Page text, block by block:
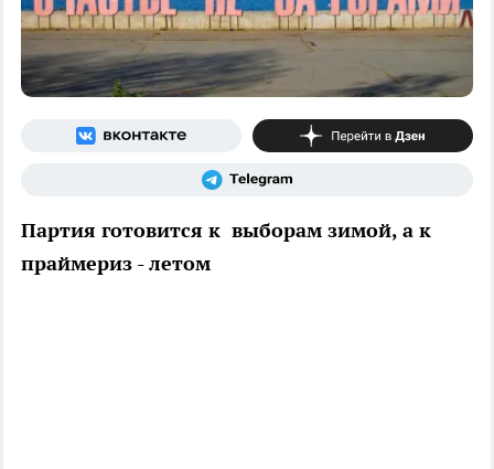
Партия готовится к выборам зимой, а к
праймериз - летом